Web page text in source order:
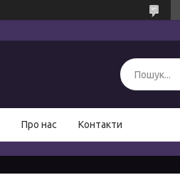
Про нас Контакти